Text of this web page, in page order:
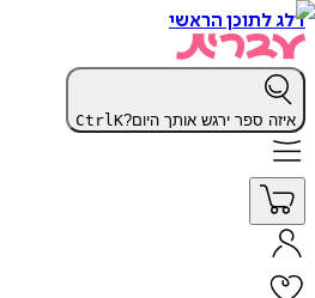
דלג לתוכן הראשי
איזה ספר ירגש אותך היום? CtrlK